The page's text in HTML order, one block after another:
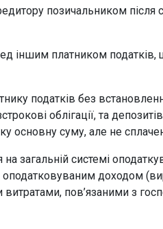
позичальником після
іншим платником податків,
податків без
облігації, та
основну суму, але не
загальній системі
доходом
пов’язаними з